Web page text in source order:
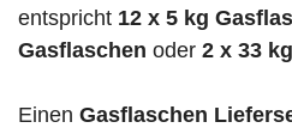
entspricht 12 x 5 kg
Gasflaschen oder 2 x 33
Einen Gasflaschen